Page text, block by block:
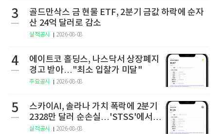
3
골드만삭스 금 현물 ETF, 2분기 금값 하락에 순자
산 24억 달러로 감소
실적공시 2026-08-08
4
에이트코 홀딩스, 나스닥서 상장폐지
경고 받아…"최소 입찰가 미달"
주요공시 2026-08-08
5
스카이AI, 솔라나 가치 폭락에 2분기
2328만 달러 순손실…'STSS'에서
사명·티커 변경 완료
실적공시 2026-08-08